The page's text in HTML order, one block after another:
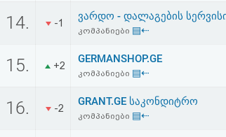
14. -1
ვარდო - დალაგების
კომპანიები ▤⇠
15. +2
GERMANSHOP.GE
კომპანიები ▤⇠
16. -2
GRANT.GE საკონდიტრო
კომპანიები ▤⇠